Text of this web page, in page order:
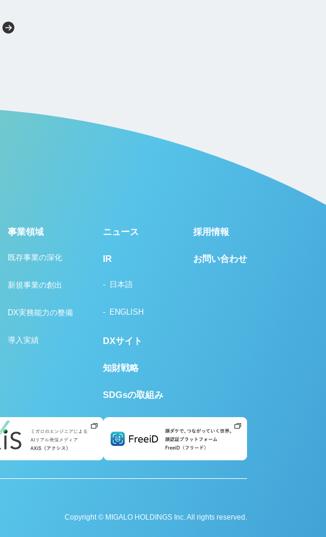
事業領域
既存事業の深化
新規事業の創出
DX実務能力の整備
導入実績
ニュース
IR
日本語
ENGLISH
DXサイト
知財戦略
SDGsの取組み
採用情報
お問い合わせ
Copyright © MIGALO HOLDINGS Inc. All rights reserved.